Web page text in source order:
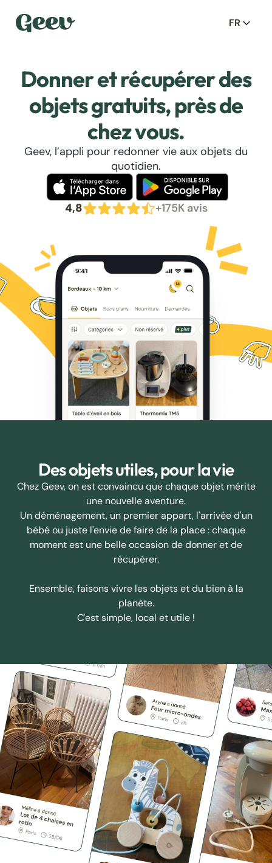
FR
Donner et récupérer des
objets gratuits, près de
chez vous.
Geev, l’appli pour redonner vie aux objets du
quotidien.
4,8 +175K avis
Des objets utiles, pour la vie
Chez Geev, on est convaincu que chaque objet mérite
une nouvelle aventure.
Un déménagement, un premier appart, l'arrivée d'un
bébé ou juste l'envie de faire de la place : chaque
moment est une belle occasion de donner et de
récupérer.
Ensemble, faisons vivre les objets et du bien à la
planète.
C'est simple, local et utile !